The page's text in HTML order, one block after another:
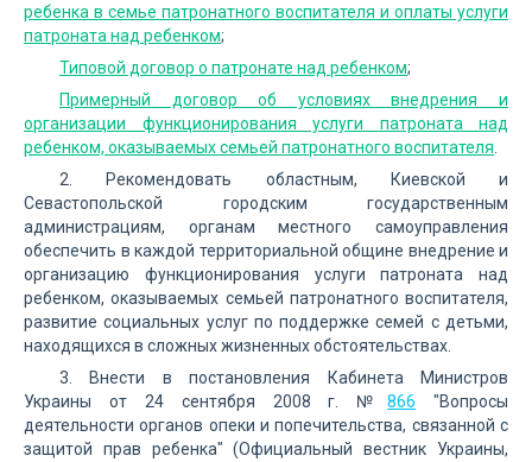
ребенка в семье патронатного воспитателя и оплаты услуги
патроната над ребенком;
Типовой договор о патронате над ребенком;
Примерный договор об условиях внедрения и
организации функционирования услуги патроната над
ребенком, оказываемых семьей патронатного воспитателя
2. Рекомендовать областным, Киевской и
Севастопольской городским государственным
администрациям, органам местного самоуправления
обеспечить в каждой территориальной общине внедрение и
организацию функционирования услуги патроната над
ребенком, оказываемых семьей патронатного воспитателя,
развитие социальных услуг по поддержке семей с детьми,
находящихся в сложных жизненных обстоятельствах.
3. Внести в постановления Кабинета Министров
Украины от 24 сентября 2008 г. №866 "Вопросы
деятельности органов опеки и попечительства, связанной с
защитой прав ребенка" (Официальный вестник Украины,